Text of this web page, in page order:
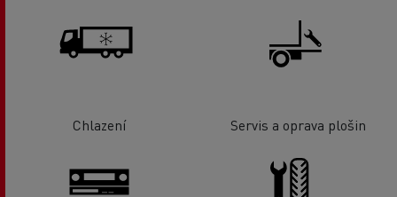
Chlazení Servis a oprava plošin